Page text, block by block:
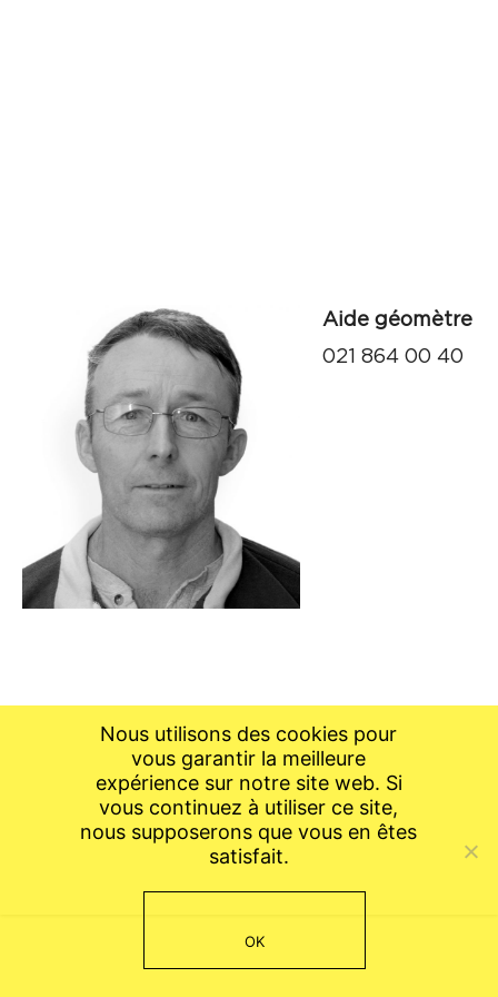
Aide géomètre
021 864 00 40
Nous utilisons des cookies pour
vous garantir la meilleure
expérience sur notre site web. Si
vous continuez à utiliser ce site,
nous supposerons que vous en êtes
satisfait.
OK